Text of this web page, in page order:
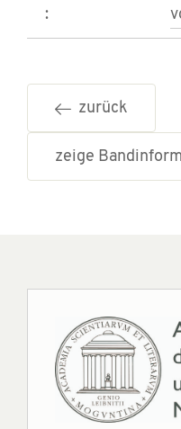
:
zurück
zeige